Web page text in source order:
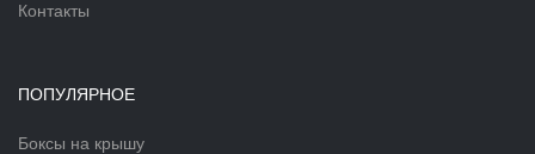
Контакты
ПОПУЛЯРНОЕ
Боксы на крышу